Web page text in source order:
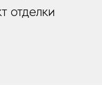
отделки